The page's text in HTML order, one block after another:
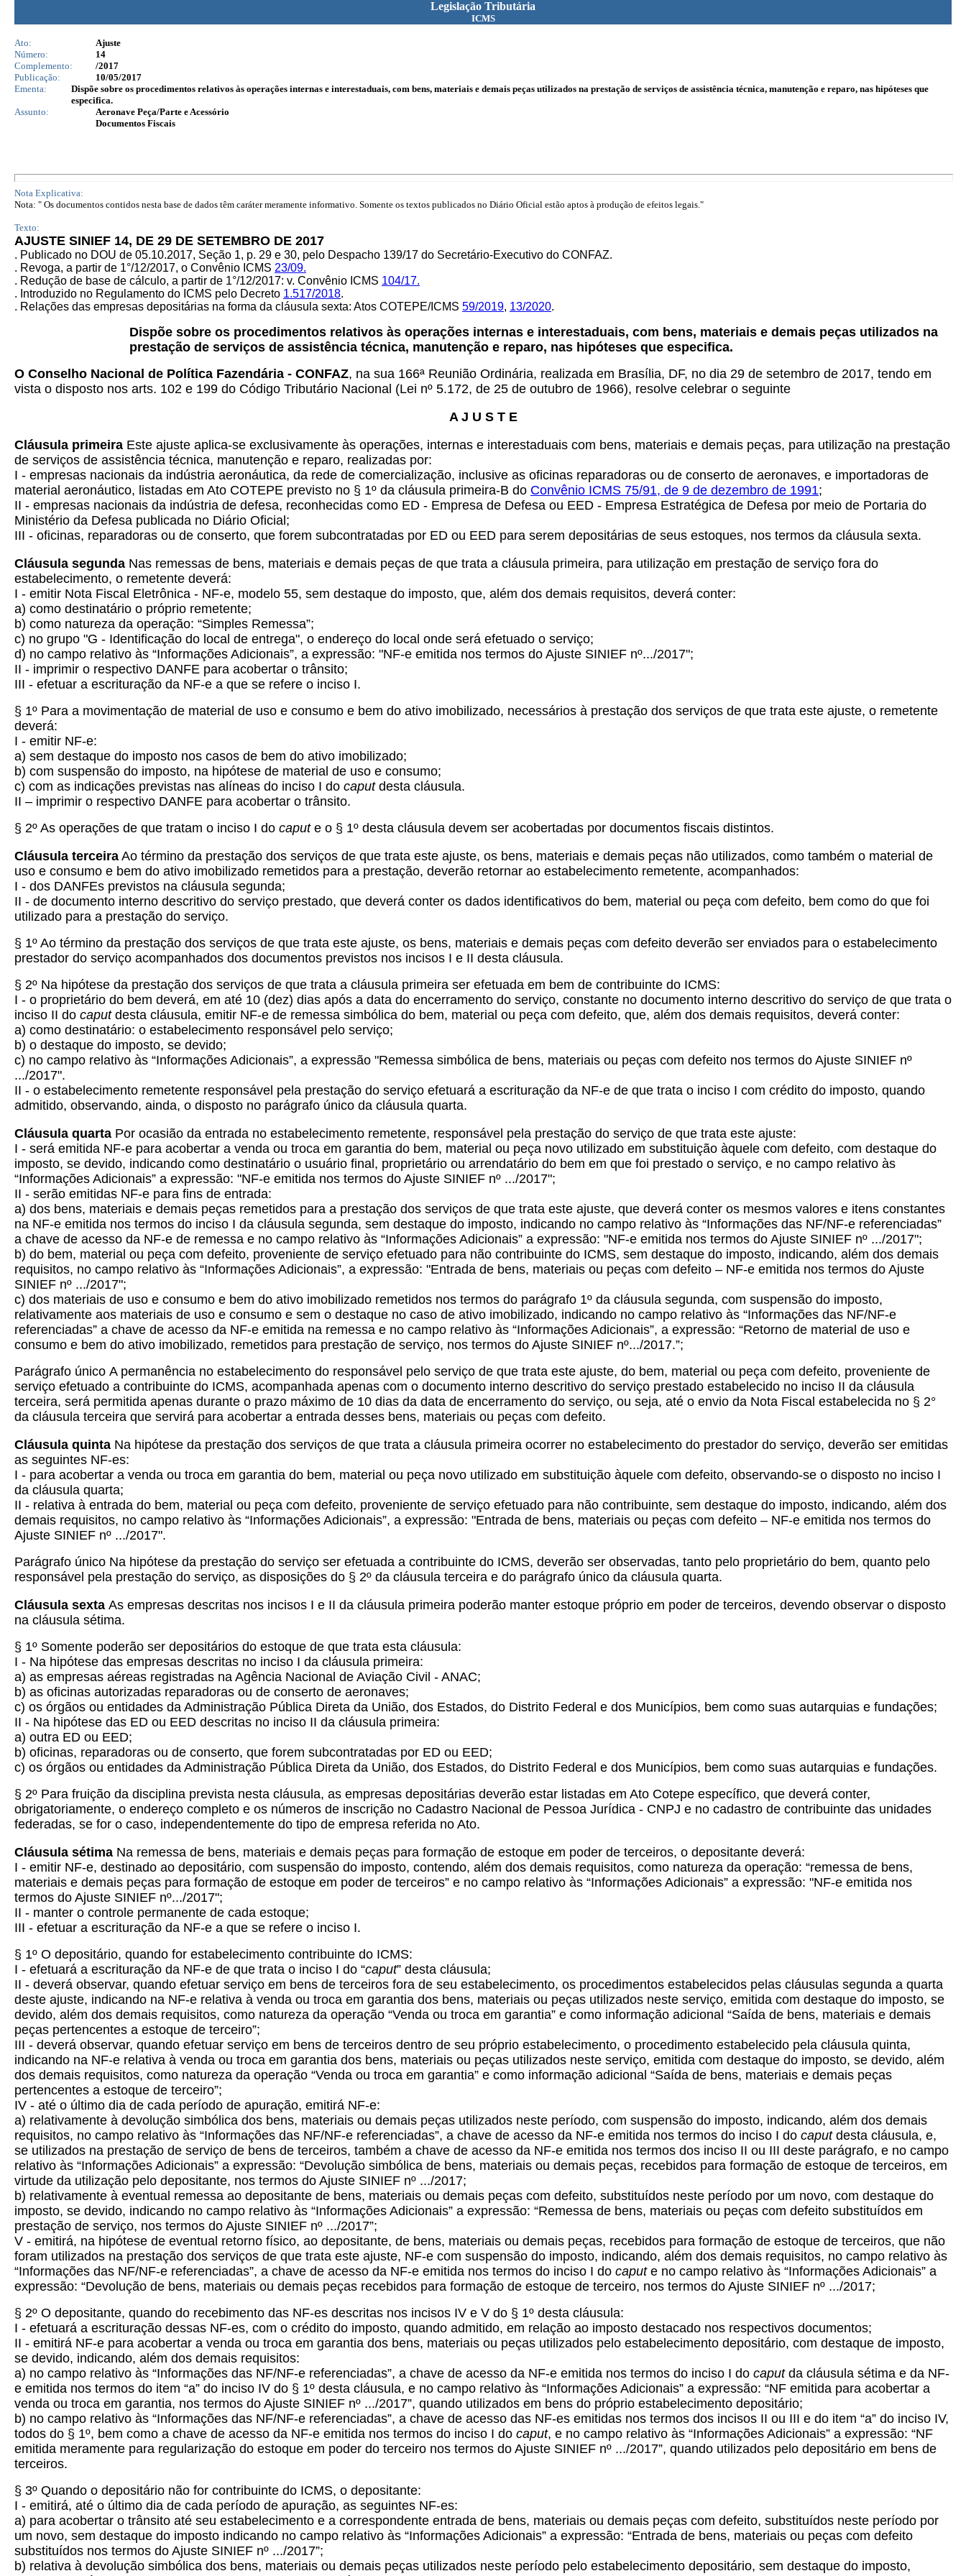
Legislação Tributária
ICMS
Ato:
Ajuste
Número:
14
Complemento:
/2017
Publicação:
10/05/2017
Ementa:
Dispõe sobre os procedimentos relativos às operações internas e interestaduais, com bens, materiais e demais peças utilizados na prestação de serviços de assistência técnica, manutenção e reparo, nas hipóteses que
especifica.
Assunto:
Aeronave Peça/Parte e Acessório
Documentos Fiscais
Nota Explicativa:
Nota: " Os documentos contidos nesta base de dados têm caráter meramente informativo. Somente os textos publicados no Diário Oficial estão aptos à produção de efeitos legais."
Texto:
AJUSTE SINIEF 14, DE 29 DE SETEMBRO DE 2017
. Publicado no DOU de 05.10.2017, Seção 1, p. 29 e 30, pelo Despacho 139/17 do Secretário-Executivo do CONFAZ.
. Revoga, a partir de 1°/12/2017, o Convênio ICMS 23/09.
. Redução de base de cálculo, a partir de 1°/12/2017: v. Convênio ICMS 104/17.
. Introduzido no Regulamento do ICMS pelo Decreto 1.517/2018.
. Relações das empresas depositárias na forma da cláusula sexta: Atos COTEPE/ICMS 59/2019, 13/2020.
Dispõe sobre os procedimentos relativos às operações internas e interestaduais, com bens, materiais e demais peças utilizados na
prestação de serviços de assistência técnica, manutenção e reparo, nas hipóteses que especifica.
O Conselho Nacional de Política Fazendária - CONFAZ, na sua 166ª Reunião Ordinária, realizada em Brasília, DF, no dia 29 de setembro de 2017, tendo em
vista o disposto nos arts. 102 e 199 do Código Tributário Nacional (Lei nº 5.172, de 25 de outubro de 1966), resolve celebrar o seguinte
A J U S T E
Cláusula primeira Este ajuste aplica-se exclusivamente às operações, internas e interestaduais com bens, materiais e demais peças, para utilização na prestação
de serviços de assistência técnica, manutenção e reparo, realizadas por:
I - empresas nacionais da indústria aeronáutica, da rede de comercialização, inclusive as oficinas reparadoras ou de conserto de aeronaves, e importadoras de
material aeronáutico, listadas em Ato COTEPE previsto no § 1º da cláusula primeira-B do Convênio ICMS 75/91, de 9 de dezembro de 1991;
II - empresas nacionais da indústria de defesa, reconhecidas como ED - Empresa de Defesa ou EED - Empresa Estratégica de Defesa por meio de Portaria do
Ministério da Defesa publicada no Diário Oficial;
III - oficinas, reparadoras ou de conserto, que forem subcontratadas por ED ou EED para serem depositárias de seus estoques, nos termos da cláusula sexta.
Cláusula segunda Nas remessas de bens, materiais e demais peças de que trata a cláusula primeira, para utilização em prestação de serviço fora do
estabelecimento, o remetente deverá:
I - emitir Nota Fiscal Eletrônica - NF-e, modelo 55, sem destaque do imposto, que, além dos demais requisitos, deverá conter:
a) como destinatário o próprio remetente;
b) como natureza da operação: “Simples Remessa”;
c) no grupo "G - Identificação do local de entrega", o endereço do local onde será efetuado o serviço;
d) no campo relativo às “Informações Adicionais”, a expressão: "NF-e emitida nos termos do Ajuste SINIEF nº.../2017";
II - imprimir o respectivo DANFE para acobertar o trânsito;
III - efetuar a escrituração da NF-e a que se refere o inciso I.
§ 1º Para a movimentação de material de uso e consumo e bem do ativo imobilizado, necessários à prestação dos serviços de que trata este ajuste, o remetente
deverá:
I - emitir NF-e:
a) sem destaque do imposto nos casos de bem do ativo imobilizado;
b) com suspensão do imposto, na hipótese de material de uso e consumo;
c) com as indicações previstas nas alíneas do inciso I do caputdesta cláusula.
II – imprimir o respectivo DANFE para acobertar o trânsito.
§ 2º As operações de que tratam o inciso I do capute o § 1º desta cláusula devem ser acobertadas por documentos fiscais distintos.
Cláusula terceira Ao término da prestação dos serviços de que trata este ajuste, os bens, materiais e demais peças não utilizados, como também o material de
uso e consumo e bem do ativo imobilizado remetidos para a prestação, deverão retornar ao estabelecimento remetente, acompanhados:
I - dos DANFEs previstos na cláusula segunda;
II - de documento interno descritivo do serviço prestado, que deverá conter os dados identificativos do bem, material ou peça com defeito, bem como do que foi
utilizado para a prestação do serviço.
§ 1º Ao término da prestação dos serviços de que trata este ajuste, os bens, materiais e demais peças com defeito deverão ser enviados para o estabelecimento
prestador do serviço acompanhados dos documentos previstos nos incisos I e II desta cláusula.
§ 2º Na hipótese da prestação dos serviços de que trata a cláusula primeira ser efetuada em bem de contribuinte do ICMS:
I - o proprietário do bem deverá, em até 10 (dez) dias após a data do encerramento do serviço, constante no documento interno descritivo do serviço de que trata o
inciso II do caputdesta cláusula, emitir NF-e de remessa simbólica do bem, material ou peça com defeito, que, além dos demais requisitos, deverá conter:
a) como destinatário: o estabelecimento responsável pelo serviço;
b) o destaque do imposto, se devido;
c) no campo relativo às “Informações Adicionais”, a expressão "Remessa simbólica de bens, materiais ou peças com defeito nos termos do Ajuste SINIEF nº
.../2017".
II - o estabelecimento remetente responsável pela prestação do serviço efetuará a escrituração da NF-e de que trata o inciso I com crédito do imposto, quando
admitido, observando, ainda, o disposto no parágrafo único da cláusula quarta.
Cláusula quarta Por ocasião da entrada no estabelecimento remetente, responsável pela prestação do serviço de que trata este ajuste:
I - será emitida NF-e para acobertar a venda ou troca em garantia do bem, material ou peça novo utilizado em substituição àquele com defeito, com destaque do
imposto, se devido, indicando como destinatário o usuário final, proprietário ou arrendatário do bem em que foi prestado o serviço, e no campo relativo às
“Informações Adicionais” a expressão: "NF-e emitida nos termos do Ajuste SINIEF nº .../2017";
II - serão emitidas NF-e para fins de entrada:
a) dos bens, materiais e demais peças remetidos para a prestação dos serviços de que trata este ajuste, que deverá conter os mesmos valores e itens constantes
na NF-e emitida nos termos do inciso I da cláusula segunda, sem destaque do imposto, indicando no campo relativo às “Informações das NF/NF-e referenciadas”
a chave de acesso da NF-e de remessa e no campo relativo às “Informações Adicionais” a expressão: "NF-e emitida nos termos do Ajuste SINIEF nº .../2017";
b) do bem, material ou peça com defeito, proveniente de serviço efetuado para não contribuinte do ICMS, sem destaque do imposto, indicando, além dos demais
requisitos, no campo relativo às “Informações Adicionais”, a expressão: "Entrada de bens, materiais ou peças com defeito – NF-e emitida nos termos do Ajuste
SINIEF nº .../2017";
c) dos materiais de uso e consumo e bem do ativo imobilizado remetidos nos termos do parágrafo 1º da cláusula segunda, com suspensão do imposto,
relativamente aos materiais de uso e consumo e sem o destaque no caso de ativo imobilizado, indicando no campo relativo às “Informações das NF/NF-e
referenciadas” a chave de acesso da NF-e emitida na remessa e no campo relativo às “Informações Adicionais”, a expressão: “Retorno de material de uso e
consumo e bem do ativo imobilizado, remetidos para prestação de serviço, nos termos do Ajuste SINIEF nº.../2017.”;
Parágrafo único A permanência no estabelecimento do responsável pelo serviço de que trata este ajuste, do bem, material ou peça com defeito, proveniente de
serviço efetuado a contribuinte do ICMS, acompanhada apenas com o documento interno descritivo do serviço prestado estabelecido no inciso II da cláusula
terceira, será permitida apenas durante o prazo máximo de 10 dias da data de encerramento do serviço, ou seja, até o envio da Nota Fiscal estabelecida no § 2°
da cláusula terceira que servirá para acobertar a entrada desses bens, materiais ou peças com defeito.
Cláusula quinta Na hipótese da prestação dos serviços de que trata a cláusula primeira ocorrer no estabelecimento do prestador do serviço, deverão ser emitidas
as seguintes NF-es:
I - para acobertar a venda ou troca em garantia do bem, material ou peça novo utilizado em substituição àquele com defeito, observando-se o disposto no inciso I
da cláusula quarta;
II - relativa à entrada do bem, material ou peça com defeito, proveniente de serviço efetuado para não contribuinte, sem destaque do imposto, indicando, além dos
demais requisitos, no campo relativo às “Informações Adicionais”, a expressão: "Entrada de bens, materiais ou peças com defeito – NF-e emitida nos termos do
Ajuste SINIEF nº .../2017".
Parágrafo único Na hipótese da prestação do serviço ser efetuada a contribuinte do ICMS, deverão ser observadas, tanto pelo proprietário do bem, quanto pelo
responsável pela prestação do serviço, as disposições do § 2º da cláusula terceira e do parágrafo único da cláusula quarta.
Cláusula sexta As empresas descritas nos incisos I e II da cláusula primeira poderão manter estoque próprio em poder de terceiros, devendo observar o disposto
na cláusula sétima.
§ 1º Somente poderão ser depositários do estoque de que trata esta cláusula:
I - Na hipótese das empresas descritas no inciso I da cláusula primeira:
a) as empresas aéreas registradas na Agência Nacional de Aviação Civil - ANAC;
b) as oficinas autorizadas reparadoras ou de conserto de aeronaves;
c) os órgãos ou entidades da Administração Pública Direta da União, dos Estados, do Distrito Federal e dos Municípios, bem como suas autarquias e fundações;
II - Na hipótese das ED ou EED descritas no inciso II da cláusula primeira:
a) outra ED ou EED;
b) oficinas, reparadoras ou de conserto, que forem subcontratadas por ED ou EED;
c) os órgãos ou entidades da Administração Pública Direta da União, dos Estados, do Distrito Federal e dos Municípios, bem como suas autarquias e fundações.
§ 2º Para fruição da disciplina prevista nesta cláusula, as empresas depositárias deverão estar listadas em Ato Cotepe específico, que deverá conter,
obrigatoriamente, o endereço completo e os números de inscrição no Cadastro Nacional de Pessoa Jurídica - CNPJ e no cadastro de contribuinte das unidades
federadas, se for o caso, independentemente do tipo de empresa referida no Ato.
Cláusula sétima Na remessa de bens, materiais e demais peças para formação de estoque em poder de terceiros, o depositante deverá:
I - emitir NF-e, destinado ao depositário, com suspensão do imposto, contendo, além dos demais requisitos, como natureza da operação: “remessa de bens,
materiais e demais peças para formação de estoque em poder de terceiros” e no campo relativo às “Informações Adicionais” a expressão: "NF-e emitida nos
termos do Ajuste SINIEF nº.../2017";
II - manter o controle permanente de cada estoque;
III - efetuar a escrituração da NF-e a que se refere o inciso I.
§ 1º O depositário, quando for estabelecimento contribuinte do ICMS:
I - efetuará a escrituração da NF-e de que trata o inciso I do “caput” desta cláusula;
II - deverá observar, quando efetuar serviço em bens de terceiros fora de seu estabelecimento, os procedimentos estabelecidos pelas cláusulas segunda a quarta
deste ajuste, indicando na NF-e relativa à venda ou troca em garantia dos bens, materiais ou peças utilizados neste serviço, emitida com destaque do imposto, se
devido, além dos demais requisitos, como natureza da operação “Venda ou troca em garantia” e como informação adicional “Saída de bens, materiais e demais
peças pertencentes a estoque de terceiro”;
III - deverá observar, quando efetuar serviço em bens de terceiros dentro de seu próprio estabelecimento, o procedimento estabelecido pela cláusula quinta,
indicando na NF-e relativa à venda ou troca em garantia dos bens, materiais ou peças utilizados neste serviço, emitida com destaque do imposto, se devido, além
dos demais requisitos, como natureza da operação “Venda ou troca em garantia” e como informação adicional “Saída de bens, materiais e demais peças
pertencentes a estoque de terceiro”;
IV - até o último dia de cada período de apuração, emitirá NF-e:
a) relativamente à devolução simbólica dos bens, materiais ou demais peças utilizados neste período, com suspensão do imposto, indicando, além dos demais
requisitos, no campo relativo às “Informações das NF/NF-e referenciadas”, a chave de acesso da NF-e emitida nos termos do inciso I do caputdesta cláusula, e,
se utilizados na prestação de serviço de bens de terceiros, também a chave de acesso da NF-e emitida nos termos dos inciso II ou III deste parágrafo, e no campo
relativo às “Informações Adicionais” a expressão: “Devolução simbólica de bens, materiais ou demais peças, recebidos para formação de estoque de terceiros, em
virtude da utilização pelo depositante, nos termos do Ajuste SINIEF nº .../2017;
b) relativamente à eventual remessa ao depositante de bens, materiais ou demais peças com defeito, substituídos neste período por um novo, com destaque do
imposto, se devido, indicando no campo relativo às “Informações Adicionais” a expressão: “Remessa de bens, materiais ou peças com defeito substituídos em
prestação de serviço, nos termos do Ajuste SINIEF nº .../2017”;
V - emitirá, na hipótese de eventual retorno físico, ao depositante, de bens, materiais ou demais peças, recebidos para formação de estoque de terceiros, que não
foram utilizados na prestação dos serviços de que trata este ajuste, NF-e com suspensão do imposto, indicando, além dos demais requisitos, no campo relativo às
“Informações das NF/NF-e referenciadas”, a chave de acesso da NF-e emitida nos termos do inciso I do capute no campo relativo às “Informações Adicionais” a
expressão: “Devolução de bens, materiais ou demais peças recebidos para formação de estoque de terceiro, nos termos do Ajuste SINIEF nº .../2017;
§ 2º O depositante, quando do recebimento das NF-es descritas nos incisos IV e V do § 1º desta cláusula:
I - efetuará a escrituração dessas NF-es, com o crédito do imposto, quando admitido, em relação ao imposto destacado nos respectivos documentos;
II - emitirá NF-e para acobertar a venda ou troca em garantia dos bens, materiais ou peças utilizados pelo estabelecimento depositário, com destaque de imposto,
se devido, indicando, além dos demais requisitos:
a) no campo relativo às “Informações das NF/NF-e referenciadas”, a chave de acesso da NF-e emitida nos termos do inciso I do caputda cláusula sétima e da NF-
e emitida nos termos do item “a” do inciso IV do § 1º desta cláusula, e no campo relativo às “Informações Adicionais” a expressão: “NF emitida para acobertar a
venda ou troca em garantia, nos termos do Ajuste SINIEF nº .../2017”, quando utilizados em bens do próprio estabelecimento depositário;
b) no campo relativo às “Informações das NF/NF-e referenciadas”, a chave de acesso das NF-es emitidas nos termos dos incisos II ou III e do item “a” do inciso IV,
todos do § 1º, bem como a chave de acesso da NF-e emitida nos termos do inciso I do caput, e no campo relativo às “Informações Adicionais” a expressão: “NF
emitida meramente para regularização do estoque em poder do terceiro nos termos do Ajuste SINIEF nº .../2017”, quando utilizados pelo depositário em bens de
terceiros.
§ 3º Quando o depositário não for contribuinte do ICMS, o depositante:
I - emitirá, até o último dia de cada período de apuração, as seguintes NF-es:
a) para acobertar o trânsito até seu estabelecimento e a correspondente entrada de bens, materiais ou demais peças com defeito, substituídos neste período por
um novo, sem destaque do imposto indicando no campo relativo às “Informações Adicionais” a expressão: “Entrada de bens, materiais ou peças com defeito
substituídos nos termos do Ajuste SINIEF nº .../2017”;
b) relativa à devolução simbólica dos bens, materiais ou demais peças utilizados neste período pelo estabelecimento depositário, sem destaque do imposto,